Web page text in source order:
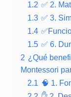
1.2 ✅ 2.
1.3 ✅ 3.
1.4
1.5 ✅ 6.
2 ¿Qué
Montessori
2.1 🧠 1.